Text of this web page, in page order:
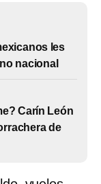
les
nacional
Carín León
de